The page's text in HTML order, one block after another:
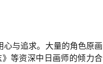
心与追求。大量的角色原画
等资深中日画师的倾力合